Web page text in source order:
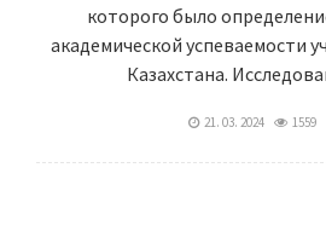
которого было
академической успеваемости
Казахстана.
21. 03. 2024 1559